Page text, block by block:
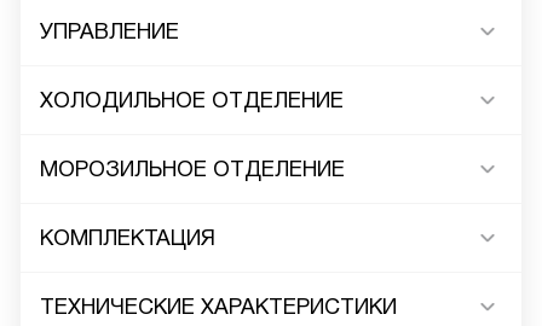
УПРАВЛЕНИЕ
ХОЛОДИЛЬНОЕ ОТДЕЛЕНИЕ
МОРОЗИЛЬНОЕ ОТДЕЛЕНИЕ
КОМПЛЕКТАЦИЯ
ТЕХНИЧЕСКИЕ ХАРАКТЕРИСТИКИ